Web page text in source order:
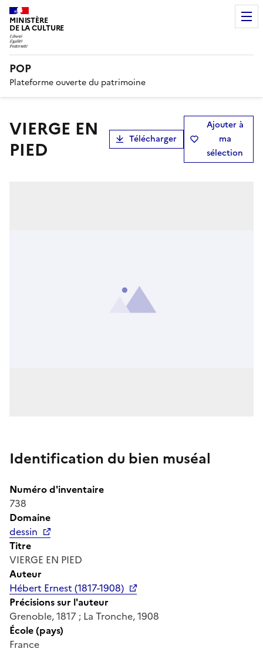
MINISTÈRE
DE LA CULTURE
POP
Plateforme ouverte du patrimoine
VIERGE EN
PIED
Télécharger
Ajouter à
ma
sélection
Identification du bien muséal
Numéro d'inventaire
738
Domaine
dessin
Titre
VIERGE EN PIED
Auteur
Hébert Ernest (1817-1908)
Précisions sur l'auteur
Grenoble, 1817 ; La Tronche, 1908
École (pays)
France